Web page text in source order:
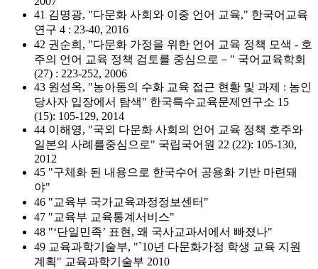
41 김명광, "다문화 사회와 이중 언어 교육," 한국어교육
연구 4 : 23-40, 2016
42 권순희, "다문화 가정을 위한 언어 교육 정책 모색 - 호
주의 언어 교육 정책 검토를 중심으로－" 국어교육학회
(27) : 223-252, 2006
43 원성옥, "농아동의 수화 교육 접근 현황 및 과제 : 농인
당사자 입장에서 탐색" 한국특수교육문제연구소 15
(15): 105-129, 2014
44 이해영, "국외 다문화 사회의 언어 교육 정책 호주와
일본의 사례를중심으로" 국립국어원 22 (22): 105-130,
2012
45 "구체화 된 내용으로 한국수어 공용화 기반 마련돼
야"
46 "교육부 국가교육과정정보센터"
47 "교육부 교육통계서비스"
48 "‘단일민족’ 표현, 왜 국사교과서에서 빠졌나"
49 교육과학기술부, "`10년 다문화가정 학생 교육 지원
계획" 교육과학기술부 2010